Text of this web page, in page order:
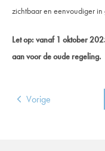
zichtbaar en eenvoudiger in
Let op: vanaf 1 oktober
aan voor de oude regeling.
Vorige